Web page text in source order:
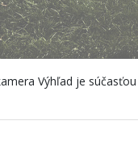
Výhľad je